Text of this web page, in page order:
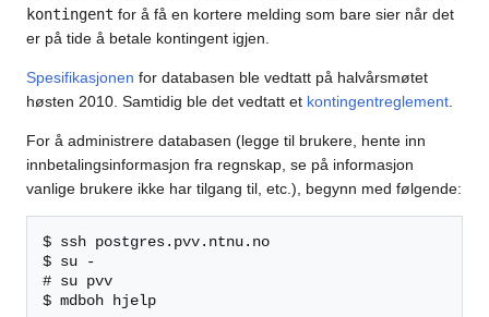
kontingent for å få en kortere melding som bare sier når det
er på tide å betale kontingent igjen.
Spesifikasjonen for databasen ble vedtatt på halvårsmøtet
høsten 2010. Samtidig ble det vedtatt et kontingentreglement
For å administrere databasen (legge til brukere, hente inn
innbetalingsinformasjon fra regnskap, se på informasjon
vanlige brukere ikke har tilgang til, etc.), begynn med følgende:
$ ssh postgres.pvv.ntnu.no
$ su -
# su pvv